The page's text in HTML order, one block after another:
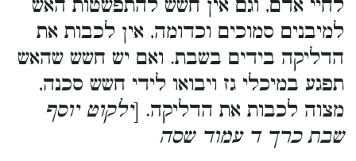
לחיי אדם, וגם אין חשש להתפשטות האש
למיבנים סמוכים וכדומה, אין לכבות את
הדליקה בידים בשבת. ואם יש חשש שהאש
תפגע במיכלי גז ויבואו לידי חשש סכנה,
מצוה לכבות את הדליקה. [ילקוט יוסף
שבת כרך ד עמוד שסה